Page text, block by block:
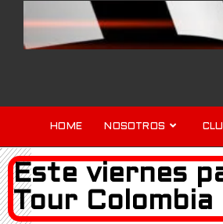
HOME NOSOTROS
Este viernes
Tour